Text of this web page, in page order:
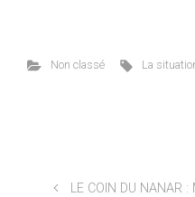
Non classé La
LE COIN DU NANAR :